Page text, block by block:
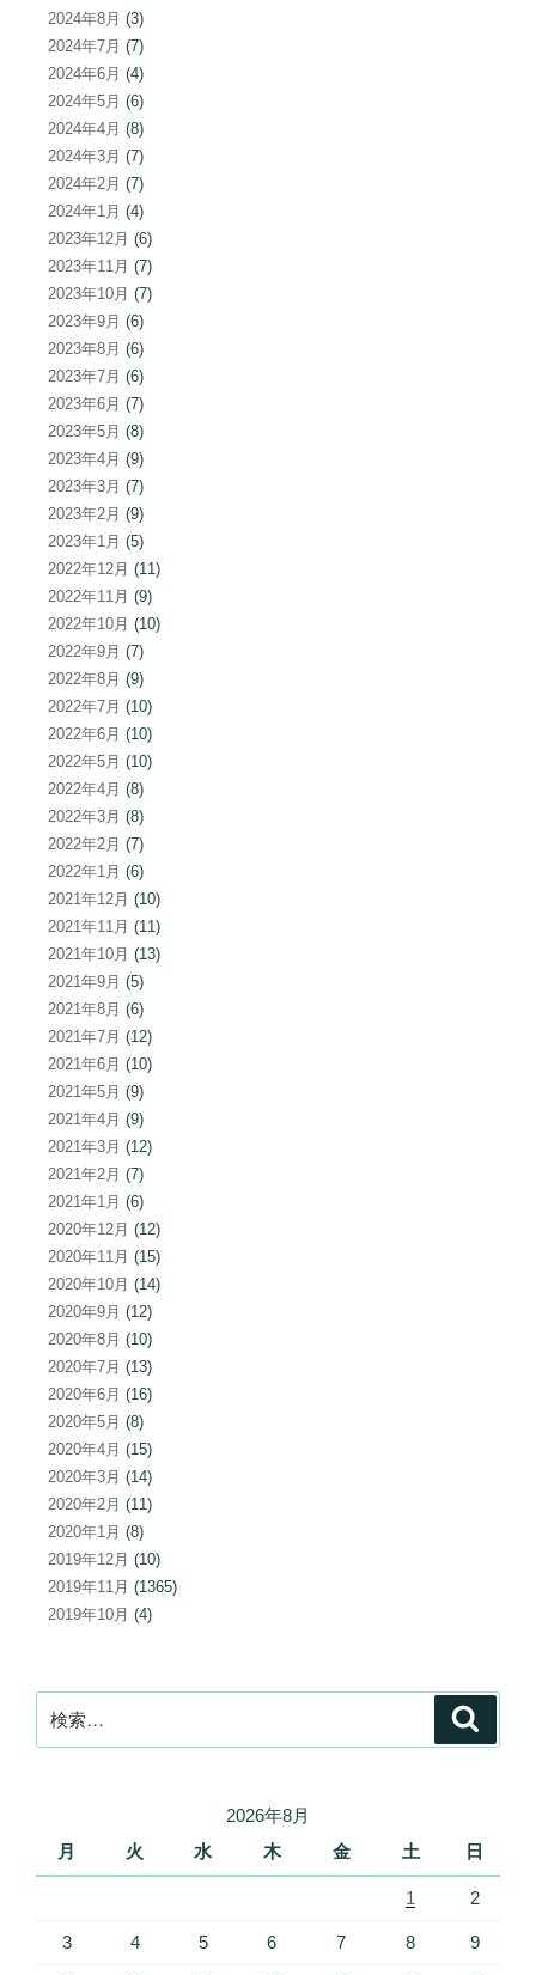
2024年8月 (3)
2024年7月 (7)
2024年6月 (4)
2024年5月 (6)
2024年4月 (8)
2024年3月 (7)
2024年2月 (7)
2024年1月 (4)
2023年12月 (6)
2023年11月 (7)
2023年10月 (7)
2023年9月 (6)
2023年8月 (6)
2023年7月 (6)
2023年6月 (7)
2023年5月 (8)
2023年4月 (9)
2023年3月 (7)
2023年2月 (9)
2023年1月 (5)
2022年12月 (11)
2022年11月 (9)
2022年10月 (10)
2022年9月 (7)
2022年8月 (9)
2022年7月 (10)
2022年6月 (10)
2022年5月 (10)
2022年4月 (8)
2022年3月 (8)
2022年2月 (7)
2022年1月 (6)
2021年12月 (10)
2021年11月 (11)
2021年10月 (13)
2021年9月 (5)
2021年8月 (6)
2021年7月 (12)
2021年6月 (10)
2021年5月 (9)
2021年4月 (9)
2021年3月 (12)
2021年2月 (7)
2021年1月 (6)
2020年12月 (12)
2020年11月 (15)
2020年10月 (14)
2020年9月 (12)
2020年8月 (10)
2020年7月 (13)
2020年6月 (16)
2020年5月 (8)
2020年4月 (15)
2020年3月 (14)
2020年2月 (11)
2020年1月 (8)
2019年12月 (10)
2019年11月 (1365)
2019年10月 (4)
索:
2026年8月
月
火 水 木 金 土 日
1 2
3 4 5 6 7 8 9